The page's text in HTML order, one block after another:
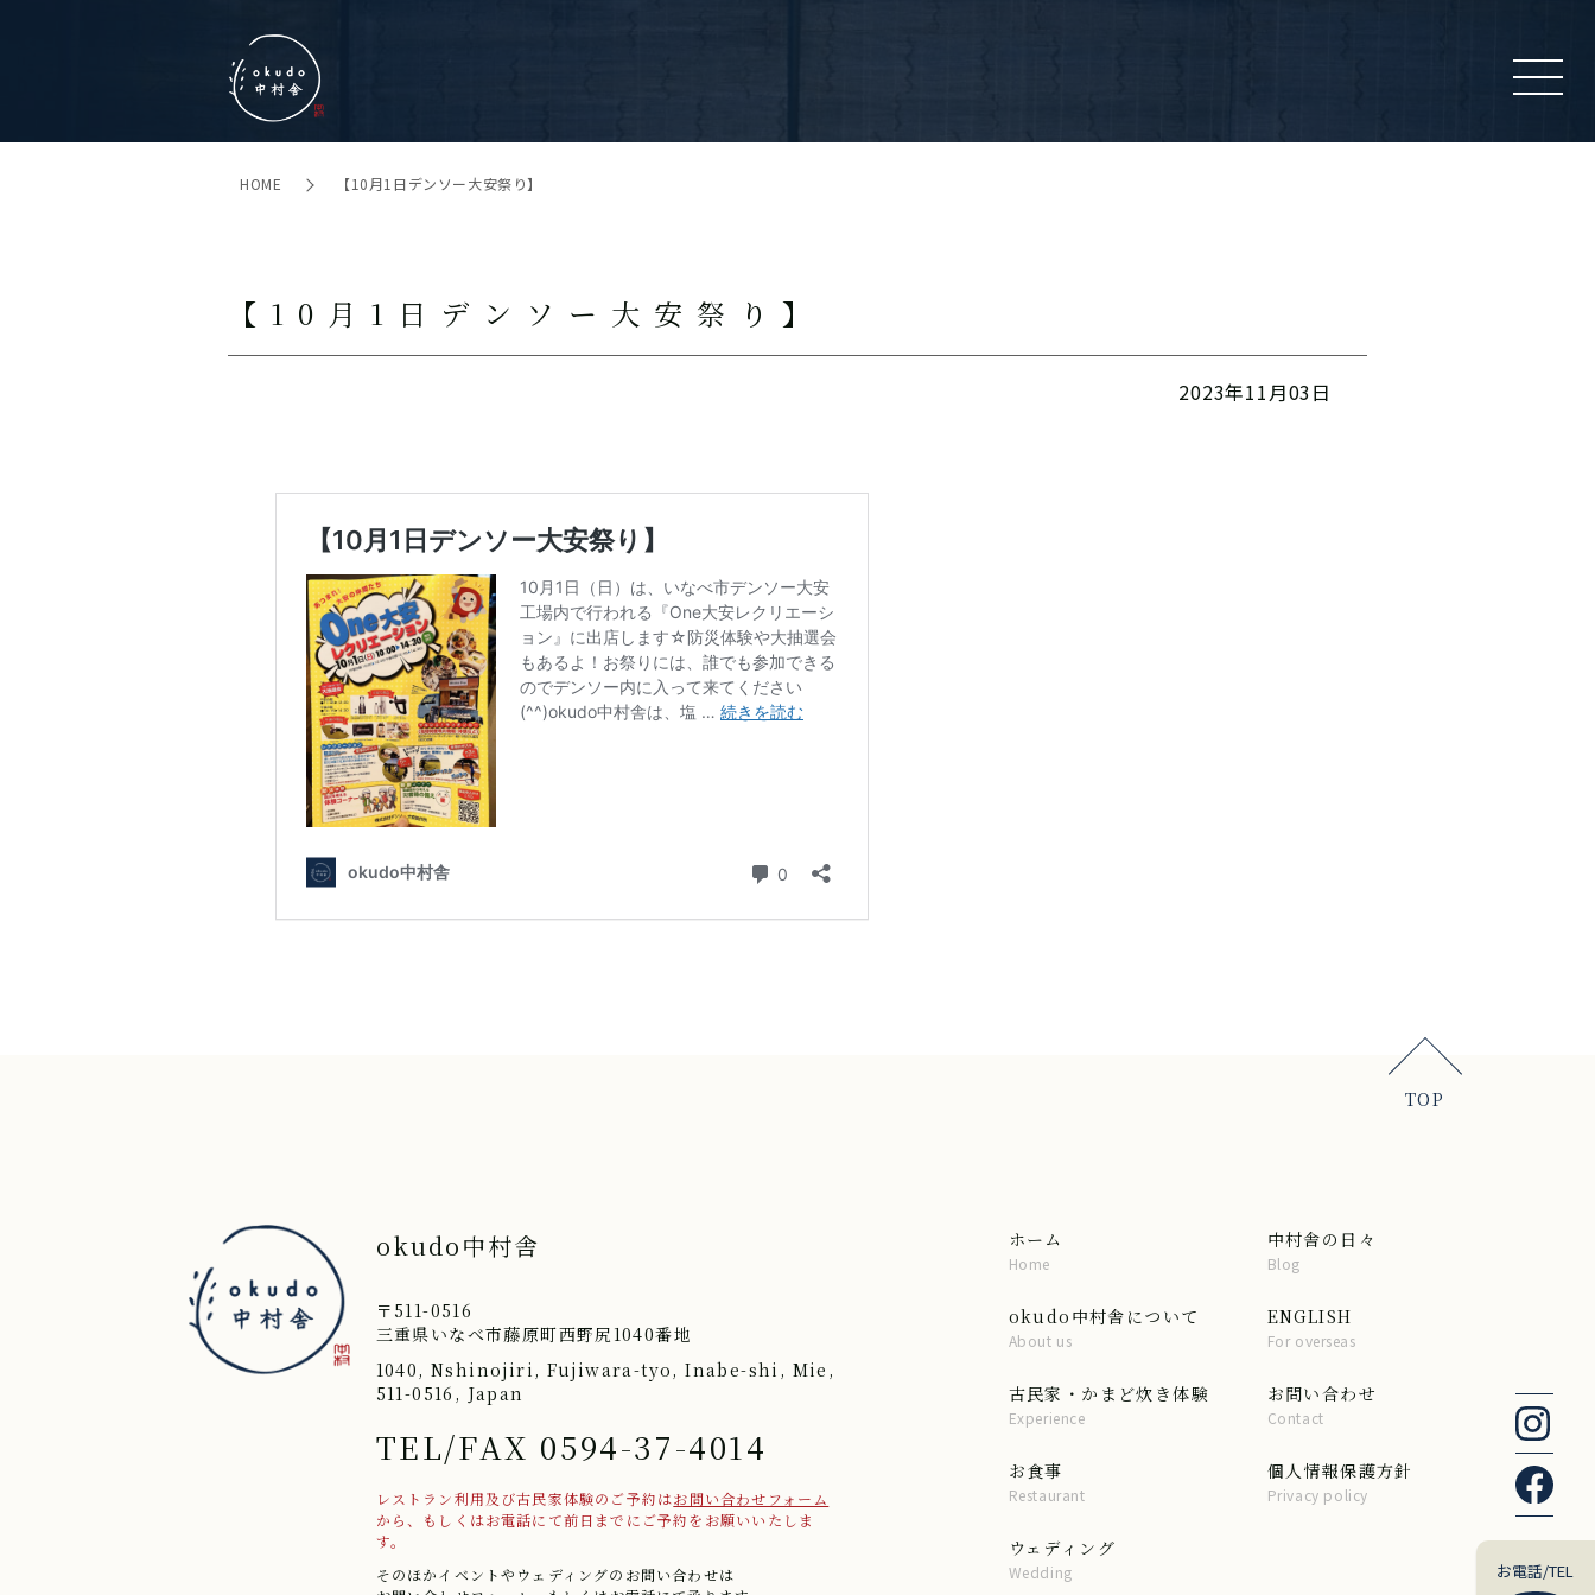
お電話/TEL
HOME 【10月1日デンソー大安祭り】
【10月1日デンソー大安祭り】
2023年11月03日
TOP
ホーム
Home
中村舎の日々
Blog
okudo中村舎について
About us
ENGLISH
For overseas
古民家・かまど炊き体験
Experience
お問い合わせ
Contact
お食事
Restaurant
個人情報保護方針
Privacy policy
ウェディング
Wedding
okudo中村舎
〒511-0516
三重県いなべ市藤原町西野尻1040番地
1040, Nshinojiri, Fujiwara-tyo, Inabe-shi, Mie,
511-0516, Japan
TEL/FAX 0594-37-4014
レストラン利用及び古民家体験のご予約はお問い合わせフォーム
から、もしくはお電話にて前日までにご予約をお願いいたしま
す。
そのほかイベントやウェディングのお問い合わせは